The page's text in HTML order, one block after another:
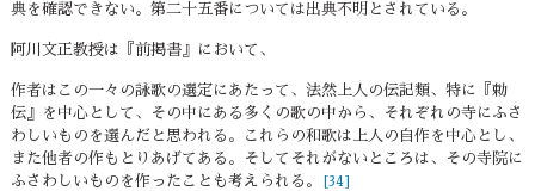
典を確認できない。第二十五番については出典不明とされている。
阿川文正教授は『前掲書』において、
作者はこの一々の詠歌の選定にあたって、法然上人の伝記類、特に『勅
伝』を中心として、その中にある多くの歌の中から、それぞれの寺にふさ
わしいものを選んだと思われる。これらの和歌は上人の自作を中心とし、
また他者の作もとりあげてある。そしてそれがないところは、その寺院に
ふさわしいものを作ったことも考えられる。
[34]